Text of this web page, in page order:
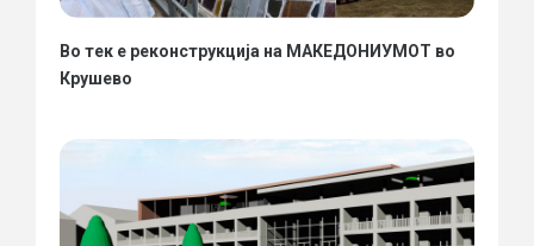
Во тек е реконструкција на МАКЕДОНИУМОТ во
Крушево